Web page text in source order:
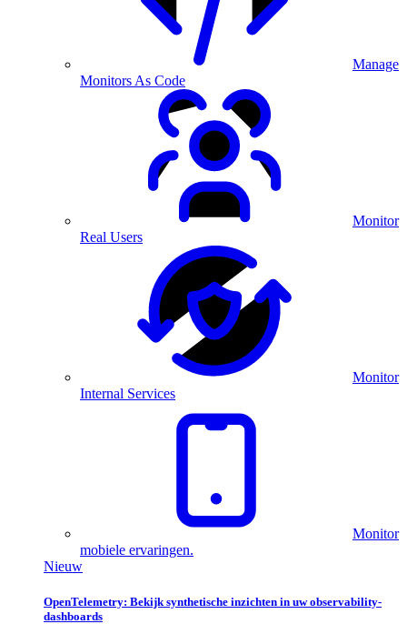
Manage
Monitors As Code
Monitor
Real Users
Monitor
Internal Services
Monitor
mobiele ervaringen.
Nieuw
OpenTelemetry: Bekijk synthetische inzichten in uw observability-
dashboards